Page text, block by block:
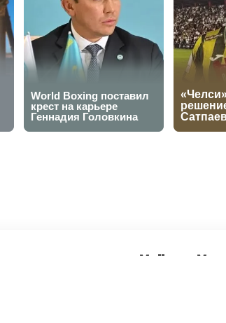
Молодёжный